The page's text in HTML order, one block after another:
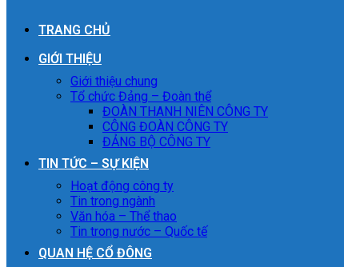
TRANG CHỦ
GIỚI THIỆU
Giới thiệu chung
Tổ chức Đảng – Đoàn thể
ĐOÀN THANH NIÊN CÔNG TY
CÔNG ĐOÀN CÔNG TY
ĐẢNG BỘ CÔNG TY
TIN TỨC – SỰ KIỆN
Hoạt động công ty
Tin trong ngành
Văn hóa – Thể thao
Tin trong nước – Quốc tế
QUAN HỆ CỔ ĐÔNG